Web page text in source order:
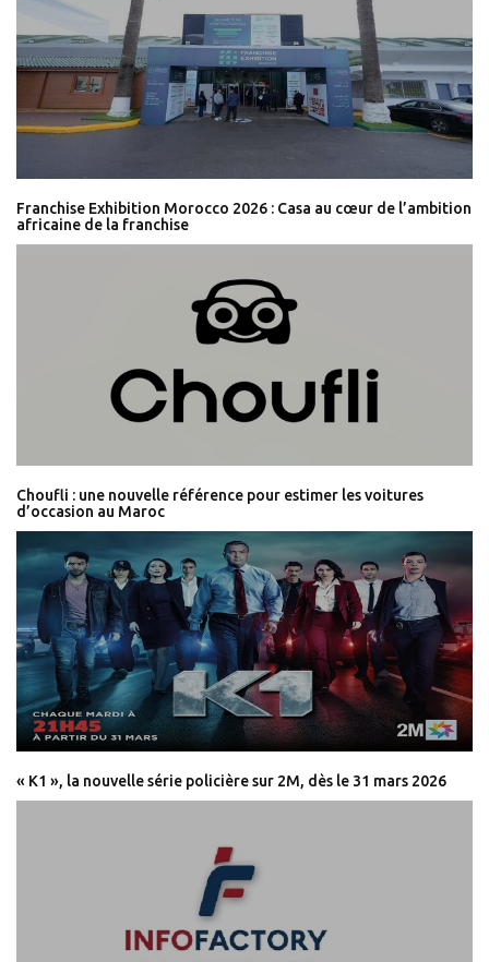
Franchise Exhibition Morocco 2026 : Casa au cœur de l’ambition
africaine de la franchise
Choufli : une nouvelle référence pour estimer les voitures
d’occasion au Maroc
« K1 », la nouvelle série policière sur 2M, dès le 31 mars 2026